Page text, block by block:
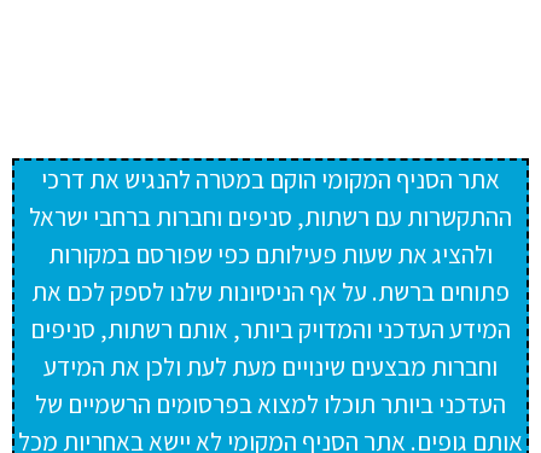
אתר הסניף המקומי הוקם במטרה להנגיש את דרכי
ההתקשרות עם רשתות, סניפים וחברות ברחבי ישראל
ולהציג את שעות פעילותם כפי שפורסם במקורות
פתוחים ברשת. על אף הניסיונות שלנו לספק לכם את
המידע העדכני והמדויק ביותר, אותם רשתות, סניפים
וחברות מבצעים שינויים מעת לעת ולכן את המידע
העדכני ביותר תוכלו למצוא בפרסומים הרשמיים של
אותם גופים. אתר הסניף המקומי לא יישא באחריות מכל